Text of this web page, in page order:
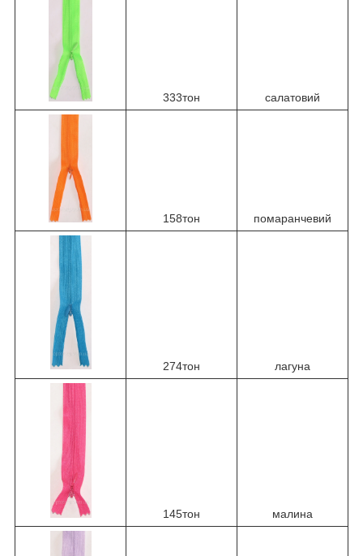
333тон салатовий
158тон помаранчевий
274тон лагуна
145тон малина